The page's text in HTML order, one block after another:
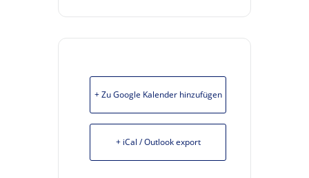
+ Zu Google Kalender hinzufügen
+ iCal / Outlook export